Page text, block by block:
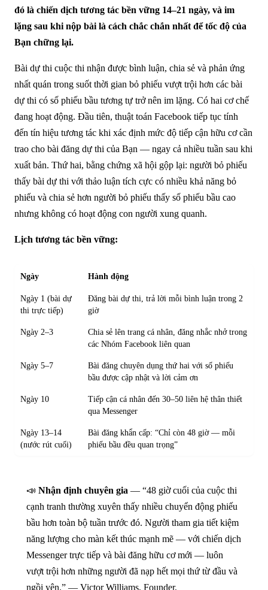
đó là chiến dịch tương tác bền vững 14–21 ngày, và im
lặng sau khi nộp bài là cách chắc chắn nhất để tốc độ của
Bạn chững lại.
Bài dự thi cuộc thi nhận được bình luận, chia sẻ và phản ứng
nhất quán trong suốt thời gian bỏ phiếu vượt trội hơn các bài
dự thi có số phiếu bầu tương tự trở nên im lặng. Có hai cơ chế
đang hoạt động. Đầu tiên, thuật toán Facebook tiếp tục tính
đến tín hiệu tương tác khi xác định mức độ tiếp cận hữu cơ cần
trao cho bài đăng dự thi của Bạn — ngay cả nhiều tuần sau khi
xuất bản. Thứ hai, bằng chứng xã hội gộp lại: người bỏ phiếu
thấy bài dự thi với thảo luận tích cực có nhiều khả năng bỏ
phiếu và chia sẻ hơn người bỏ phiếu thấy số phiếu bầu cao
nhưng không có hoạt động con người xung quanh.
Lịch tương tác bền vững:
Ngày Hành động
Ngày 1 (bài dự
thi trực tiếp)
Đăng bài dự thi, trả lời mỗi bình luận trong 2
giờ
Ngày 2–3
Chia sẻ lên trang cá nhân, đăng nhắc nhở trong
các Nhóm Facebook liên quan
Ngày 5–7
Bài đăng chuyên dụng thứ hai với số phiếu
bầu được cập nhật và lời cảm ơn
Ngày 10
Tiếp cận cá nhân đến 30–50 liên hệ thân thiết
qua Messenger
Ngày 13–14
(nước rút cuối)
Bài đăng khẩn cấp: “Chỉ còn 48 giờ — mỗi
phiếu bầu đều quan trọng”
📣 Nhận định chuyên gia — “48 giờ cuối của cuộc thi
cạnh tranh thường xuyên thấy nhiều chuyển động phiếu
bầu hơn toàn bộ tuần trước đó. Người tham gia tiết kiệm
năng lượng cho màn kết thúc mạnh mẽ — với chiến dịch
Messenger trực tiếp và bài đăng hữu cơ mới — luôn
vượt trội hơn những người đã nạp hết mọi thứ từ đầu và
ngồi yên.” — Victor Williams, Founder,